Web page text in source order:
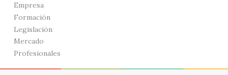
Empresa
Formación
Legislación
Mercado
Profesionales